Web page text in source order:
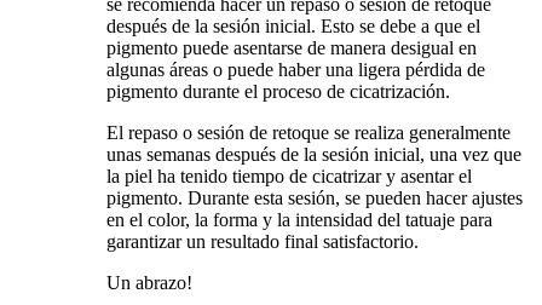
después de la sesión inicial. Esto se debe a que el
pigmento puede asentarse de manera desigual en
algunas áreas o puede haber una ligera pérdida de
pigmento durante el proceso de cicatrización.
El repaso o sesión de retoque se realiza generalmente
unas semanas después de la sesión inicial, una vez que
la piel ha tenido tiempo de cicatrizar y asentar el
pigmento. Durante esta sesión, se pueden hacer ajustes
en el color, la forma y la intensidad del tatuaje para
garantizar un resultado final satisfactorio.
Un abrazo!